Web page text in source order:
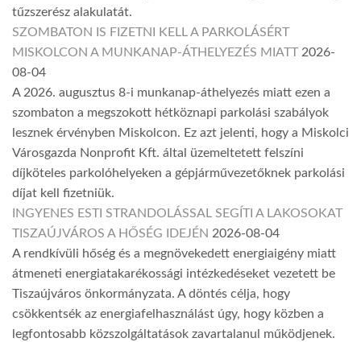
tűzszerész alakulatát.
SZOMBATON IS FIZETNI KELL A PARKOLÁSÉRT
MISKOLCON A MUNKANAP-ÁTHELYEZÉS MIATT 2026-
08-04
A 2026. augusztus 8-i munkanap-áthelyezés miatt ezen a
szombaton a megszokott hétköznapi parkolási szabályok
lesznek érvényben Miskolcon. Ez azt jelenti, hogy a Miskolci
Városgazda Nonprofit Kft. által üzemeltetett felszíni
díjköteles parkolóhelyeken a gépjárművezetőknek parkolási
díjat kell fizetniük.
INGYENES ESTI STRANDOLÁSSAL SEGÍTI A LAKOSOKAT
TISZAÚJVÁROS A HŐSÉG IDEJÉN 2026-08-04
A rendkívüli hőség és a megnövekedett energiaigény miatt
átmeneti energiatakarékossági intézkedéseket vezetett be
Tiszaújváros önkormányzata. A döntés célja, hogy
csökkentsék az energiafelhasználást úgy, hogy közben a
legfontosabb közszolgáltatások zavartalanul működjenek.